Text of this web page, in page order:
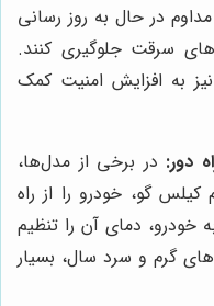
در حال به روز رسانی
سرقت جلوگیری کنند.
نیز به افزایش امنیت کمک
دور: در برخی از مدل‌ها،
کیلس گو، خودرو را از راه
خودرو، دمای آن را تنظیم
گرم و سرد سال، بسیار